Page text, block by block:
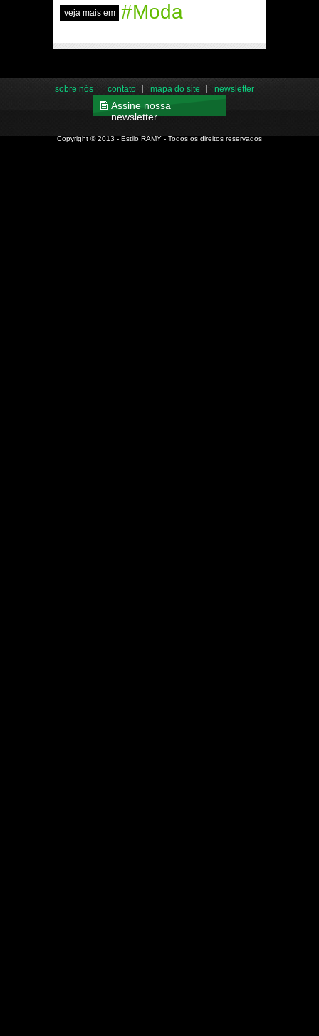
veja mais em #Moda
sobre nós contato mapa do site newsletter
Assine nossa
newsletter
Copyright © 2013 - Estilo RAMY - Todos os direitos reservados